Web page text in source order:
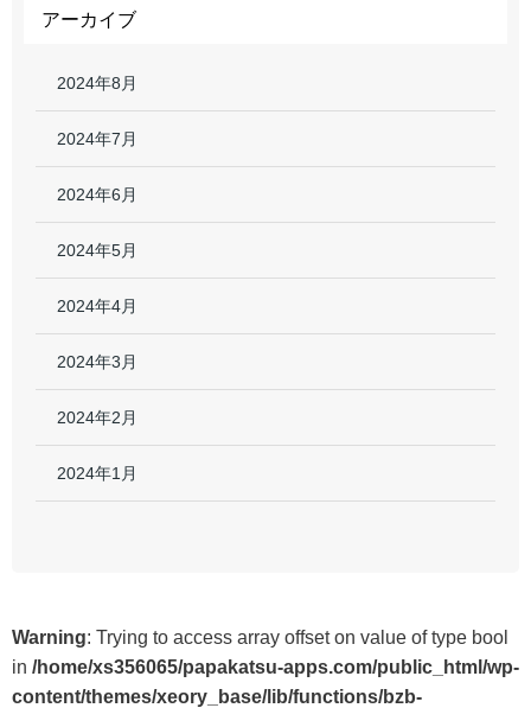
アーカイブ
2024年8月
2024年7月
2024年6月
2024年5月
2024年4月
2024年3月
2024年2月
2024年1月
Warning: Trying to access array offset on value of type bool
in /home/xs356065/papakatsu-apps.com/public_html/wp-
content/themes/xeory_base/lib/functions/bzb-